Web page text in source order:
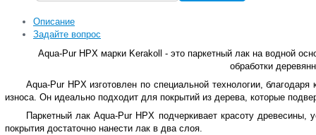
Описание
Задайте вопрос
Aqua‑Pur HPX марки Kerakoll - это паркетный лак на водной
обработки
Aqua‑Pur HPX изготовлен по специальной технологии,
износа. Он идеально подходит для покрытий из дерева, которые
Паркетный лак Aqua‑Pur HPX подчеркивает красоту
покрытия достаточно нанести лак в два слоя.